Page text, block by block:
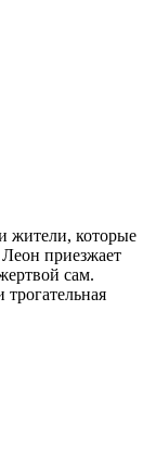
жители, которые
приезжает
сам.